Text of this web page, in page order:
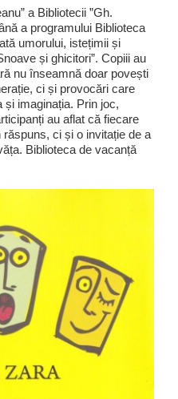
a Bibliotecii ”Gh.
a programului Biblioteca
umorului, istețimii și
și ghicitori”. Copiii au
nu înseamnă doar povești
ci și provocări care
și imaginația. Prin joc,
au aflat că fiecare
ci și o invitație de a
Biblioteca de vacanță